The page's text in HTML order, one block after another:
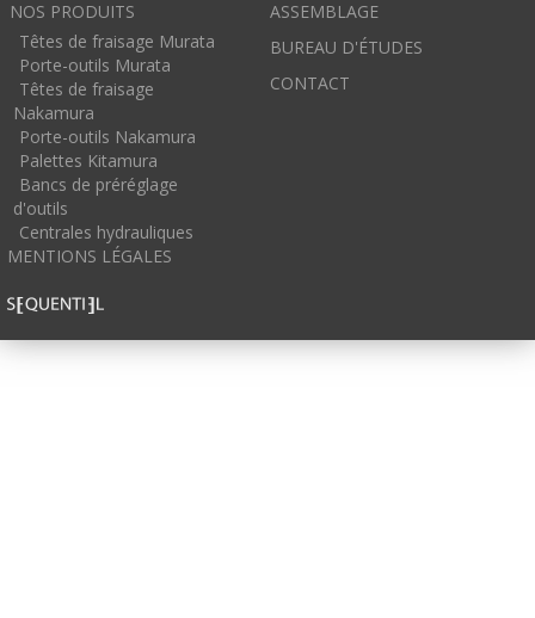
NOS PRODUITS
Têtes de fraisage Murata
Porte-outils Murata
Têtes de fraisage
Nakamura
Porte-outils Nakamura
Palettes Kitamura
Bancs de préréglage
d'outils
Centrales hydrauliques
ASSEMBLAGE
BUREAU D'ÉTUDES
CONTACT
MENTIONS LÉGALES